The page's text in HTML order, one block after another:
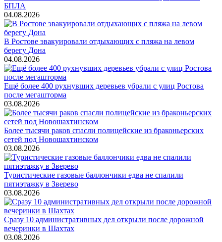
БПЛА
04.08.2026
В Ростове эвакуировали отдыхающих с пляжа на левом
берегу Дона
04.08.2026
Ещё более 400 рухнувших деревьев убрали с улиц Ростова
после мегашторма
03.08.2026
Более тысячи раков спасли полицейские из браконьерских
сетей под Новошахтинском
03.08.2026
Туристические газовые баллончики едва не спалили
пятиэтажку в Зверево
03.08.2026
Сразу 10 административных дел открыли после дорожной
вечеринки в Шахтах
03.08.2026